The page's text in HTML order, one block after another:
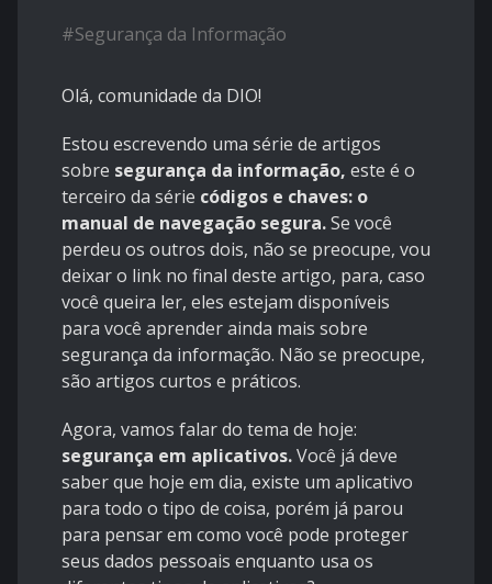
#Segurança da Informação
Olá, comunidade da DIO!
Estou escrevendo uma série de artigos
sobre segurança da informação, este é o
terceiro da série códigos e chaves: o
manual de navegação segura.Se você
perdeu os outros dois, não se preocupe, vou
deixar o link no final deste artigo, para, caso
você queira ler, eles estejam disponíveis
para você aprender ainda mais sobre
segurança da informação. Não se preocupe,
são artigos curtos e práticos.
Agora, vamos falar do tema de hoje:
segurança em aplicativos.Você já deve
saber que hoje em dia, existe um aplicativo
para todo o tipo de coisa, porém já parou
para pensar em como você pode proteger
seus dados pessoais enquanto usa os